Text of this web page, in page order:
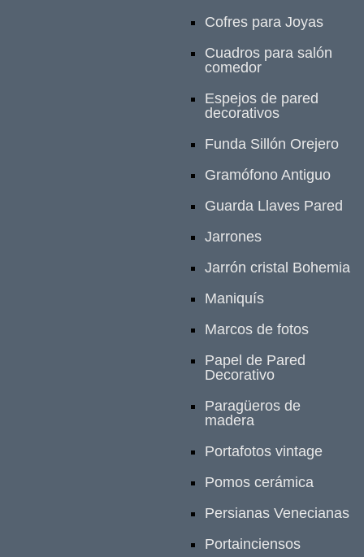
Cofres para Joyas
Cuadros para salón
comedor
Espejos de pared
decorativos
Funda Sillón Orejero
Gramófono Antiguo
Guarda Llaves Pared
Jarrones
Jarrón cristal Bohemia
Maniquís
Marcos de fotos
Papel de Pared
Decorativo
Paragüeros de
madera
Portafotos vintage
Pomos cerámica
Persianas Venecianas
Portainciensos